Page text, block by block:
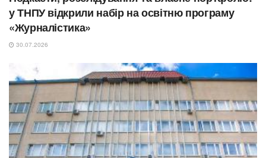
у ТНПУ відкрили набір на освітню програму
«Журналістика»
30.07.2026